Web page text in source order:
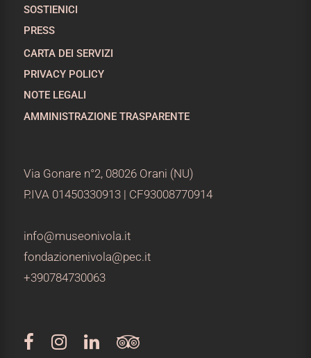
SOSTIENICI
PRESS
CARTA DEI SERVIZI
PRIVACY POLICY
NOTE LEGALI
AMMINISTRAZIONE TRASPARENTE
Via Gonare n°2, 08026 Orani (NU)
P.IVA 01450330913 | CF93008770914
info@museonivola.it
fondazionenivola@pec.it
+390784730063